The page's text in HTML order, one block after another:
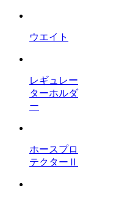
ウエイト
レギュレー
ターホルダ
ー
ホースプロ
テクターⅡ